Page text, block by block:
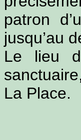
patron
jusqu’au
Le lieu
La Place.